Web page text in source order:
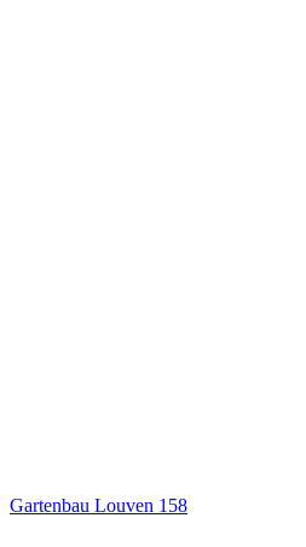
Gartenbau Louven 158